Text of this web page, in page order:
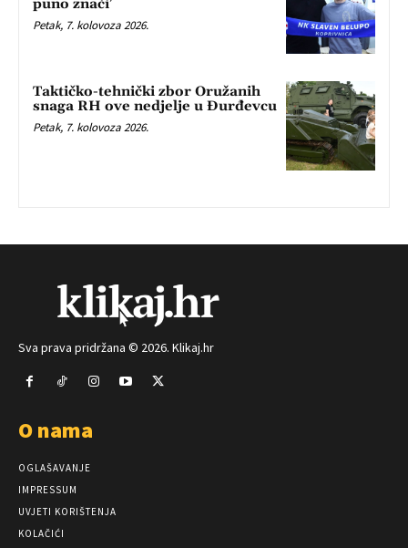
puno znači’
Petak, 7. kolovoza 2026.
Taktičko-tehnički zbor Oružanih
snaga RH ove nedjelje u Đurđevcu
Petak, 7. kolovoza 2026.
Sva prava pridržana © 2026. Klikaj.hr
O nama
OGLAŠAVANJE
IMPRESSUM
UVJETI KORIŠTENJA
KOLAČIĆI